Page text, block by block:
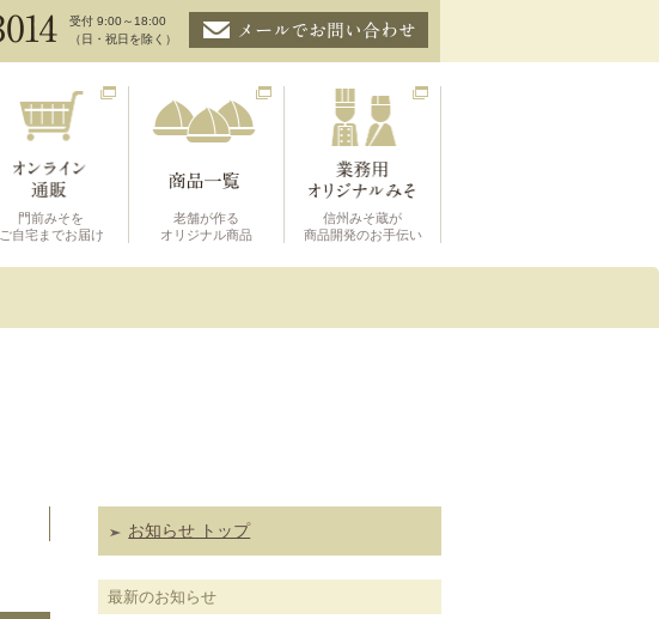
受付 9:00～18:00
（日・祝日を除く）
門前みそを
ご自宅までお届け
老舗が作る
オリジナル商品
信州みそ蔵が
商品開発のお手伝い
お知らせ トップ
最新のお知らせ